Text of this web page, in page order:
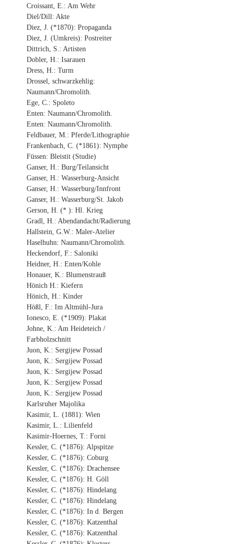
Croissant, E.: Am Wehr
Diel/Dill: Akte
Diez, J. (*1870): Propaganda
Diez, J. (Umkreis): Postreiter
Dittrich, S.: Artisten
Dobler, H.: Isarauen
Dress, H.: Turm
Drossel, schwarzkehlig:
Naumann/Chromolith.
Ege, C.: Spoleto
Enten: Naumann/Chromolith.
Enten: Naumann/Chromolith.
Feldbauer, M.: Pferde/Lithographie
Frankenbach, C. (*1861): Nymphe
Füssen: Bleistit (Studie)
Ganser, H.: Burg/Teilansicht
Ganser, H.: Wasserburg-Ansicht
Ganser, H.: Wasserburg/Innfront
Ganser, H.: Wasserburg/St. Jakob
Gerson, H. (* ): Hl. Krieg
Gradl, H.: Abendandacht/Radierung
Hallstein, G.W.: Maler-Atelier
Haselhuhn: Naumann/Chromolith.
Heckendorf, F.: Saloniki
Heidner, H.: Enten/Kohle
Honauer, K.: Blumenstrauß
Hönich H.: Kiefern
Hönich, H.: Kinder
Hößl, F.: Im Altmühl-Jura
Ionesco, E. (*1909): Plakat
Johne, K.: Am Heideteich /
Farbholzschnitt
Juon, K.: Sergijew Possad
Juon, K.: Sergijew Possad
Juon, K.: Sergijew Possad
Juon, K.: Sergijew Possad
Juon, K.: Sergijew Possad
Karlsruher Majolika
Kasimir, L. (1881): Wien
Kasimir, L.: Lilienfeld
Kasimir-Hoernes, T.: Forni
Kessler, C. (*1876): Alpspitze
Kessler, C. (*1876): Coburg
Kessler, C. (*1876): Drachensee
Kessler, C. (*1876): H. Göll
Kessler, C. (*1876): Hindelang
Kessler, C. (*1876): Hindelang
Kessler, C. (*1876): In d. Bergen
Kessler, C. (*1876): Katzenthal
Kessler, C. (*1876): Katzenthal